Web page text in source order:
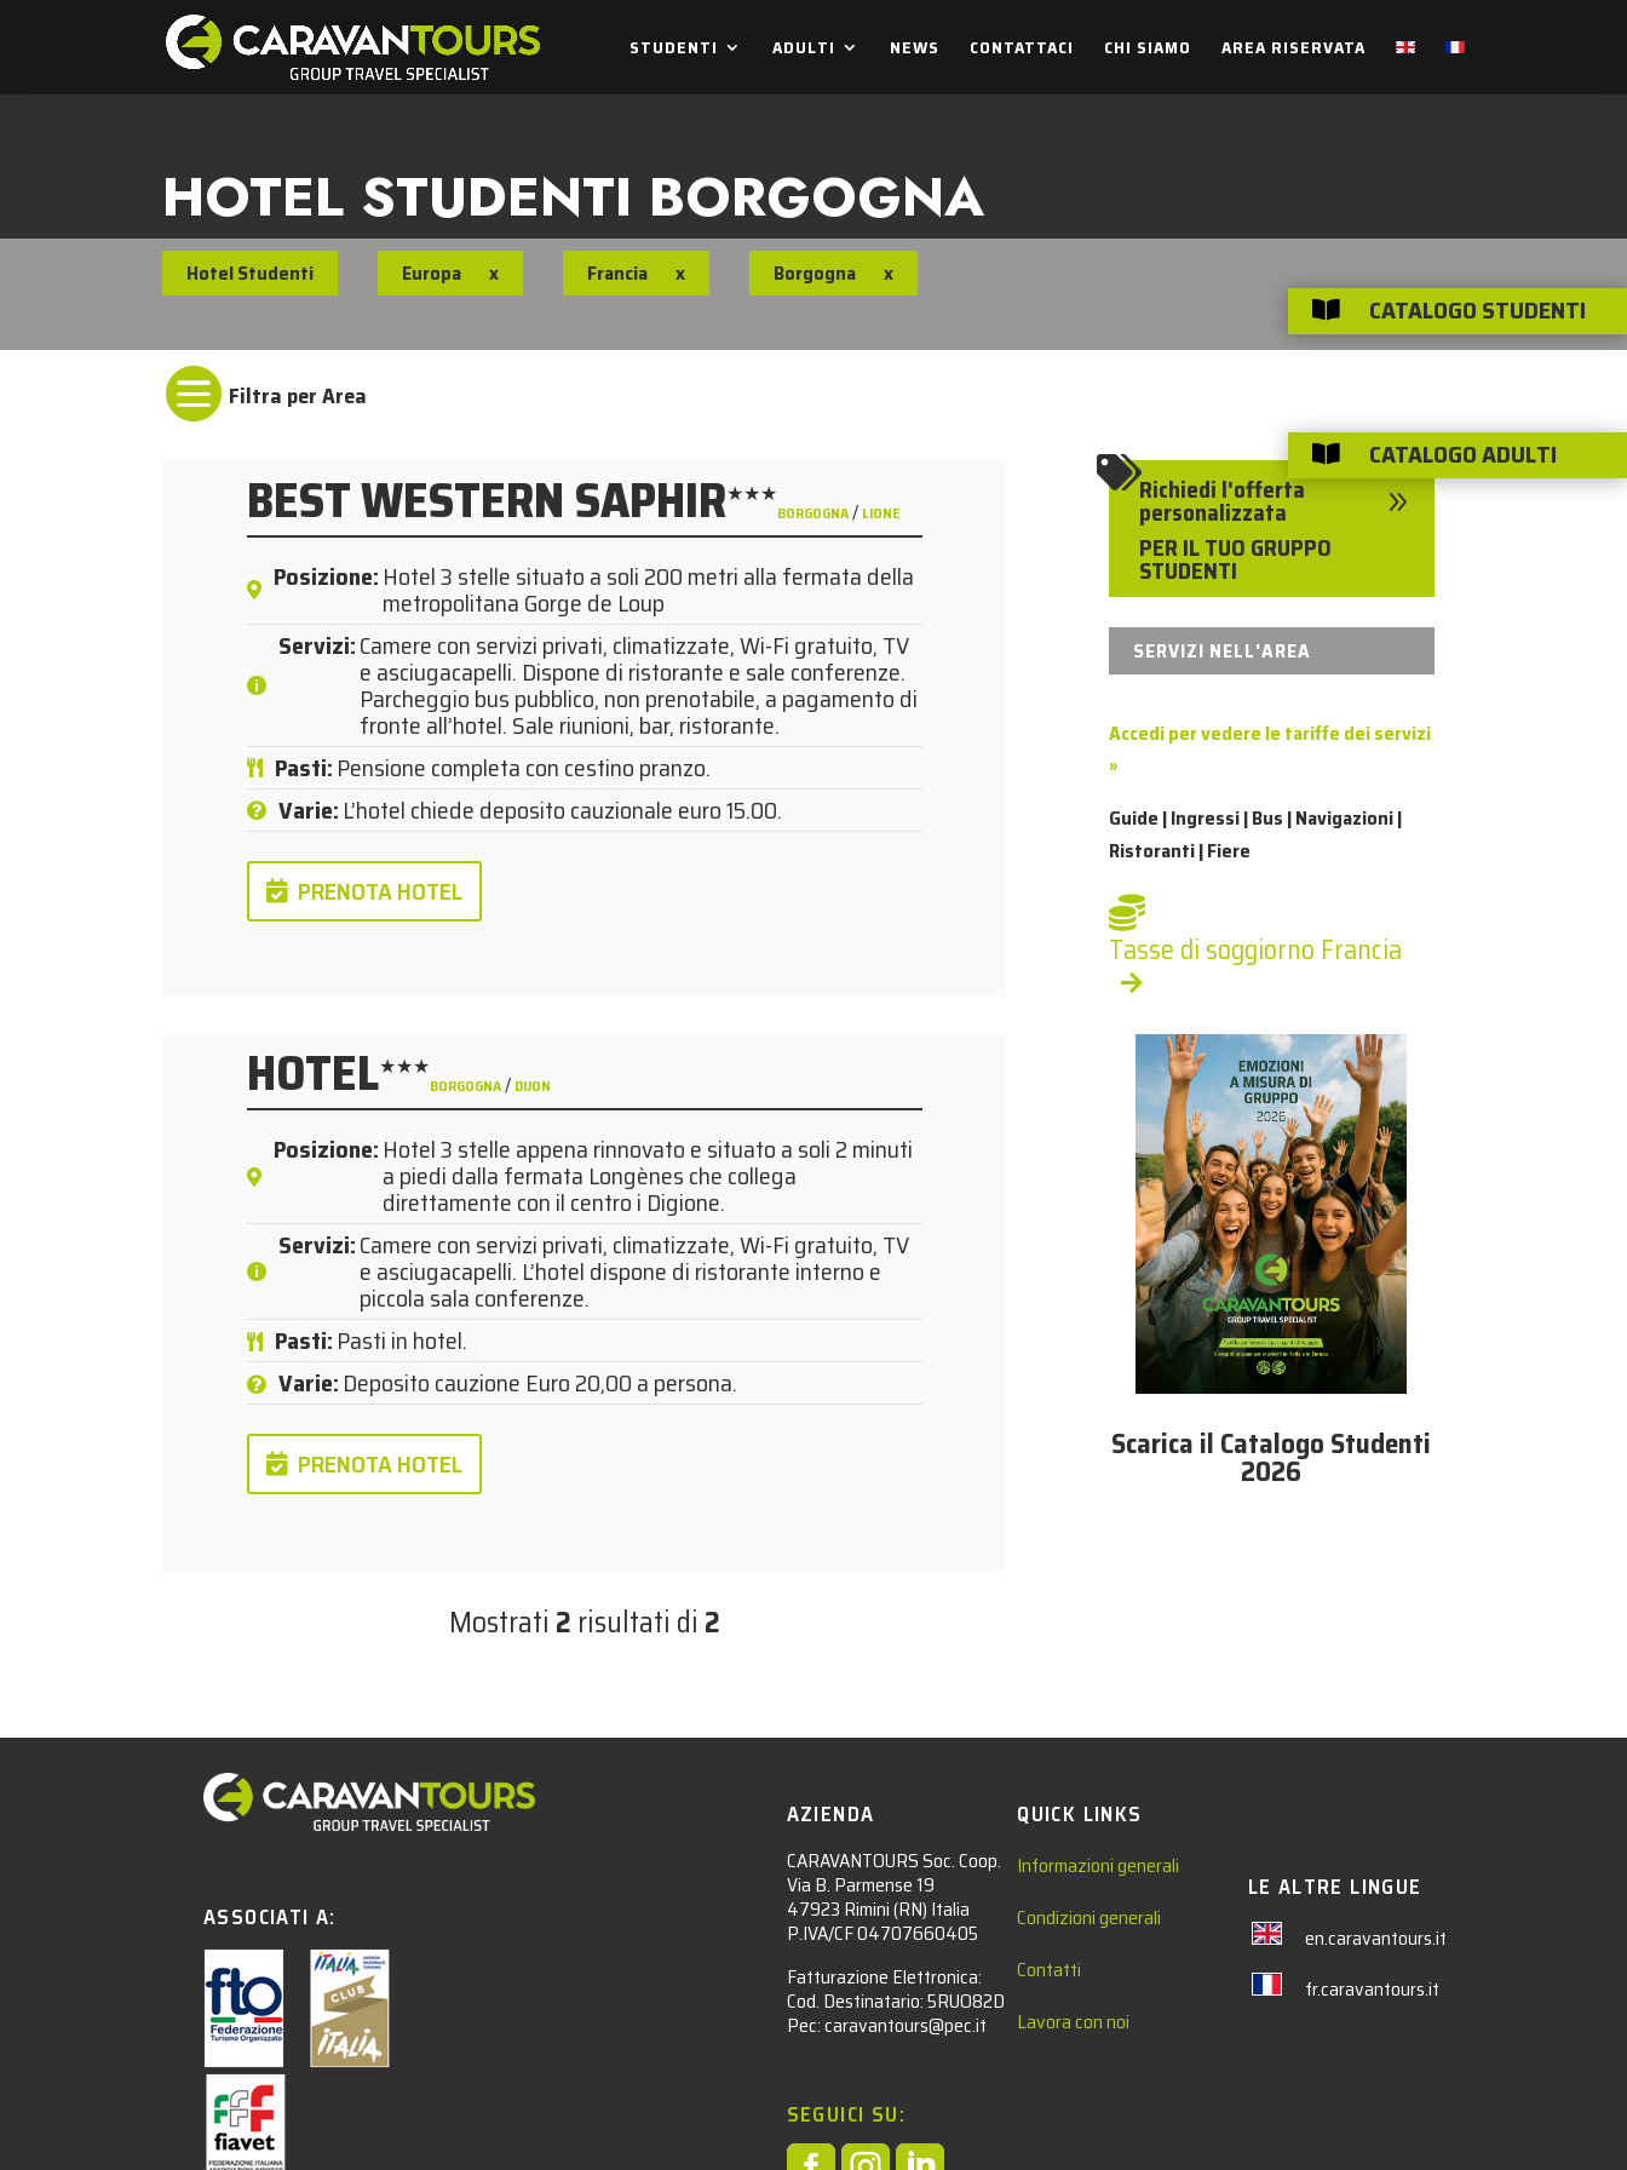
STUDENTI ADULTI NEWS CONTATTACI CHI SIAMO AREA RISERVATA
HOTEL STUDENTI BORGOGNA
Hotel Studenti Europa x Francia x Borgogna x

BEST WESTERN SAPHIR★★★
BORGOGNA/ LIONE
Posizione:Hotel 3 stelle situato a soli 200 metri alla fermata della
metropolitana Gorge de Loup
Servizi:Camere con servizi privati, climatizzate, Wi-Fi gratuito, TV
e asciugacapelli. Dispone di ristorante e sale conferenze.
Parcheggio bus pubblico, non prenotabile, a pagamento di
fronte all’hotel. Sale riunioni, bar, ristorante.
Pasti:Pensione completa con cestino pranzo.
Varie:L’hotel chiede deposito cauzionale euro 15.00.
PRENOTA HOTEL
HOTEL★★★
BORGOGNA/ DIJON
Posizione:Hotel 3 stelle appena rinnovato e situato a soli 2 minuti
a piedi dalla fermata Longènes che collega
direttamente con il centro i Digione.
Servizi:Camere con servizi privati, climatizzate, Wi-Fi gratuito, TV
e asciugacapelli. L’hotel dispone di ristorante interno e
piccola sala conferenze.
Pasti:Pasti in hotel.
Varie:Deposito cauzione Euro 20,00 a persona.
PRENOTA HOTEL
Mostrati 2 risultati di 2
Richiedi l'offerta
personalizzata
PER IL TUO GRUPPO
STUDENTI
9
SERVIZI NELL'AREA
Accedi per vedere le tariffe dei servizi
»
Guide | Ingressi | Bus | Navigazioni |
Ristoranti | Fiere
Tasse di soggiorno Francia
Scarica il Catalogo Studenti
2026
ASSOCIATI A:
AZIENDA
CARAVANTOURS Soc. Coop.
Via B. Parmense 19
47923 Rimini (RN) Italia
P.IVA/CF 04707660405
Fatturazione Elettronica:
Cod. Destinatario: 5RUO82D
Pec: caravantours@pec.it
SEGUICI SU:
QUICK LINKS
Informazioni generali
Condizioni generali
Contatti
Lavora con noi
LE ALTRE LINGUE
en.caravantours.it
fr.caravantours.it
 CATALOGO STUDENTI
 CATALOGO ADULTI